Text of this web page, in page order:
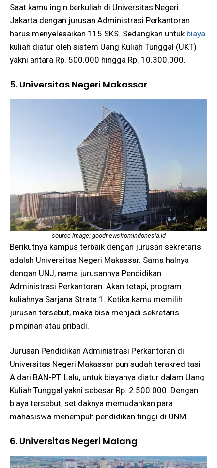
Saat kamu ingin berkuliah di Universitas Negeri
Jakarta dengan jurusan Administrasi Perkantoran
harus menyelesaikan 115 SKS. Sedangkan untuk biaya
kuliah diatur oleh sistem Uang Kuliah Tunggal (UKT)
yakni antara Rp. 500.000 hingga Rp. 10.300.000.
5. Universitas Negeri Makassar
source image: goodnewsfromindonesia.id
Berikutnya kampus terbaik dengan jurusan sekretaris
adalah Universitas Negeri Makassar. Sama halnya
dengan UNJ, nama jurusannya Pendidikan
Administrasi Perkantoran. Akan tetapi, program
kuliahnya Sarjana Strata 1. Ketika kamu memilih
jurusan tersebut, maka bisa menjadi sekretaris
pimpinan atau pribadi.
Jurusan Pendidikan Administrasi Perkantoran di
Universitas Negeri Makassar pun sudah terakreditasi
A dari BAN-PT. Lalu, untuk biayanya diatur dalam Uang
Kuliah Tunggal yakni sebesar Rp. 2.500.000. Dengan
biaya tersebut, setidaknya memudahkan para
mahasiswa menempuh pendidikan tinggi di UNM.
6. Universitas Negeri Malang